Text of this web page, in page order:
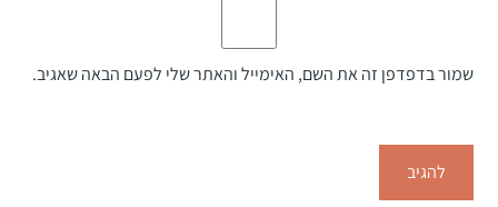
שמור בדפדפן זה את השם, האימייל והאתר שלי לפעם הבאה שאגיב.